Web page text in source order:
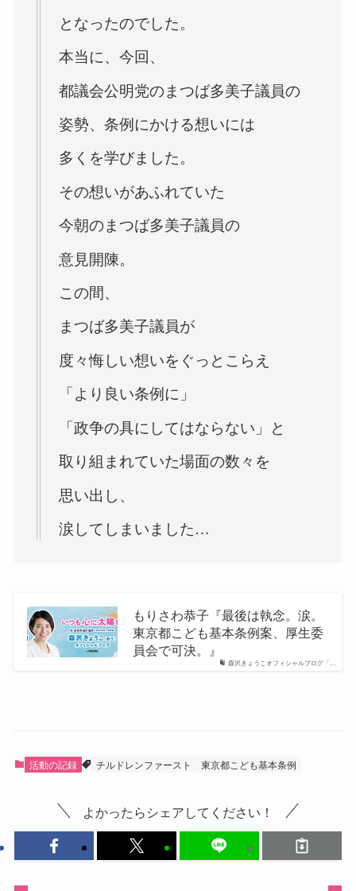
となったのでした。
本当に、今回、
都議会公明党のまつば多美子議員の
姿勢、条例にかける想いには
多くを学びました。
その想いがあふれていた
今朝のまつば多美子議員の
意見開陳。
この間、
まつば多美子議員が
度々悔しい想いをぐっとこらえ
「より良い条例に」
「政争の具にしてはならない」と
取り組まれていた場面の数々を
思い出し、
涙してしまいました…
森沢きょうこオフィシャルブログ「...
もりさわ恭子『最後は執念。涙。
東京都こども基本条例案、厚生委
員会で可決。』
活動の記録 チルドレンファースト 東京都こども基本条例
よかったらシェアしてください！